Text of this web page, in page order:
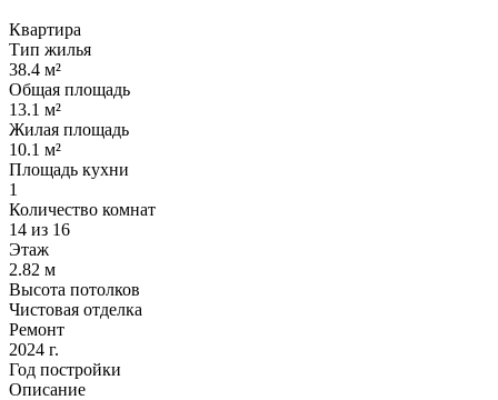
Квартира
Тип жилья
38.4 м²
Общая площадь
13.1 м²
Жилая площадь
10.1 м²
Площадь кухни
1
Количество комнат
14 из 16
Этаж
2.82 м
Высота потолков
Чистовая отделка
Ремонт
2024 г.
Год постройки
Описание